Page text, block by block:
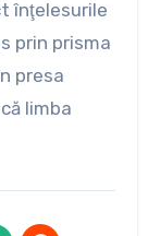
înţelesurile
prin prisma
presa
limba